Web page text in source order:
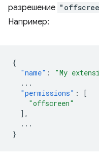
разрешение
Например:
{
"name" : "My
...
"permissions" :
[
"offscreen"
],
...
}